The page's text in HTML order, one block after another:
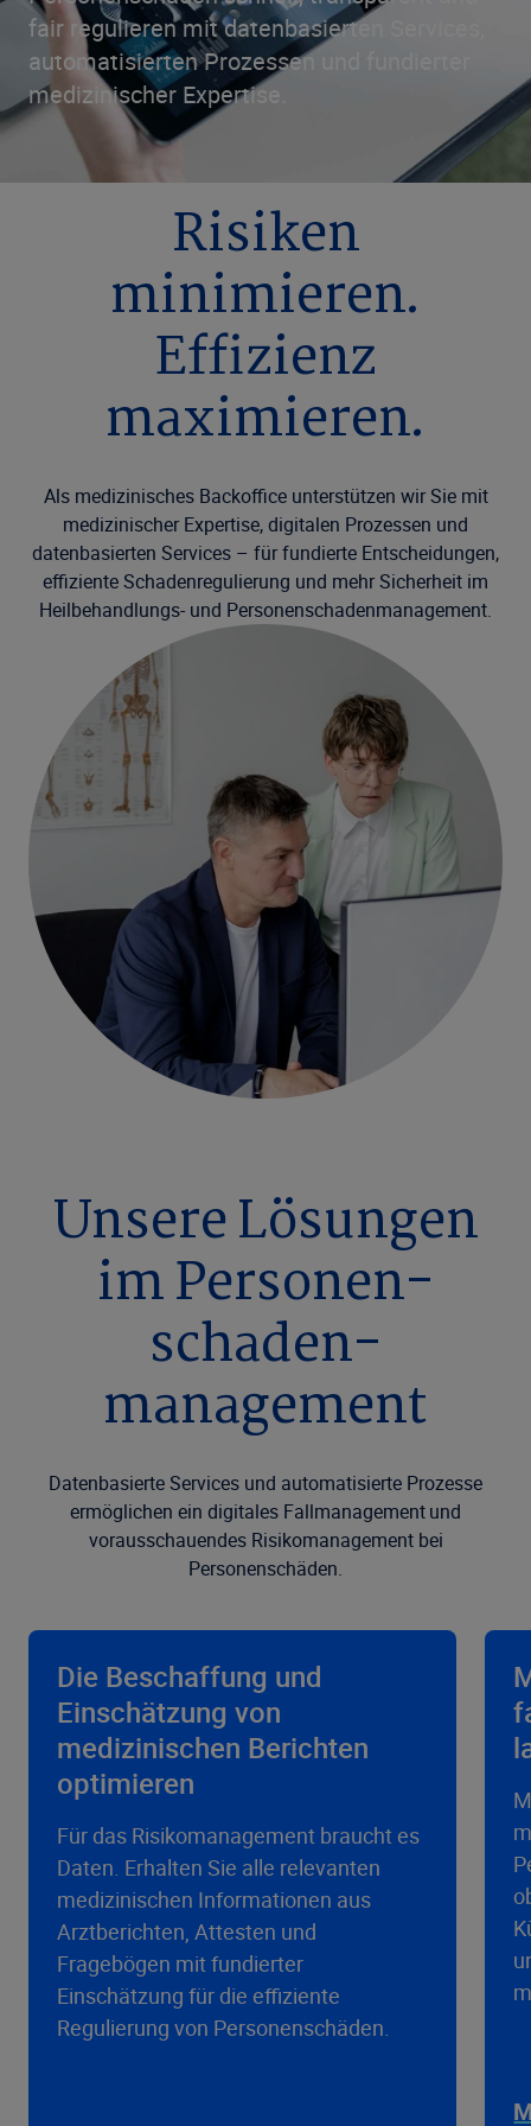
fair regulieren mit datenbasierten Services,
automatisierten Prozessen und fundierter
medizinischer Expertise.
Risiken
minimieren.
Effizienz
maximieren.
​​​Als medizinisches Backoffice unterstützen wir Sie mit
medizinischer Expertise, digitalen Prozessen und
datenbasierten Services – für fundierte Entscheidungen,
effiziente Schadenregulierung und mehr Sicherheit im
Heilbehandlungs- und Personenschadenmanagement.
Unsere Lösungen
im Personen­
schaden­
management
Datenbasierte Services und automatisierte Prozesse
ermöglichen ein digitales Fallmanagement und
vorausschauendes Risikomanagement bei
Personenschäden.
Die Beschaffung und
Einschätzung von
medizinischen Berichten
optimieren
Für das Risikomanagement braucht es
Daten. Erhalten Sie alle relevanten
medizinischen Informationen aus
Arztberichten, Attesten und
Fragebögen mit fundierter
Einschätzung für die effiziente
Regulierung von Personenschäden.